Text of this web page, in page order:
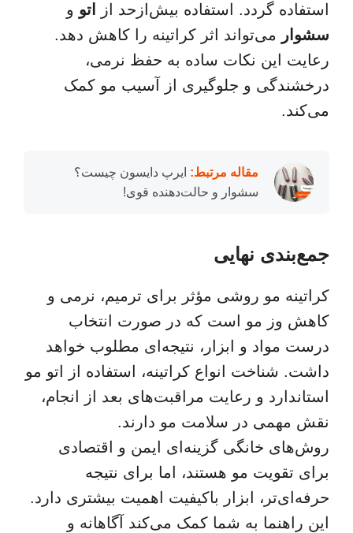
استفاده گردد. استفاده بیش‌ازحد از
اتو و
سشوار
می‌تواند اثر کراتینه را کاهش دهد.
رعایت این نکات ساده به حفظ نرمی،
درخشندگی و جلوگیری از آسیب مو کمک
می‌کند.
مقاله مرتبط: ایرپ دایسون چیست؟
سشوار و حالت‌دهنده قوی!
جمع‌بندی نهایی
کراتینه مو روشی مؤثر برای ترمیم، نرمی و
کاهش وز مو است که در صورت انتخاب
درست مواد و ابزار، نتیجه‌ای مطلوب خواهد
داشت. شناخت انواع کراتینه، استفاده از اتو مو
استاندارد و رعایت مراقبت‌های بعد از انجام،
نقش مهمی در سلامت مو دارند.
روش‌های خانگی گزینه‌ای ایمن و اقتصادی
برای تقویت مو هستند، اما برای نتیجه
حرفه‌ای‌تر، ابزار باکیفیت اهمیت بیشتری دارد.
این راهنما به شما کمک می‌کند آگاهانه و